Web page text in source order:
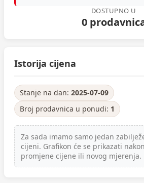
DOSTUPNO U
0
Istorija cijena
Stanje na dan: 2025-07-09
Broj prodavnica u ponudi: 1
Za sada imamo samo jedan
cijeni. Grafikon će se prikazati
promjene cijene ili novog mjerenja.